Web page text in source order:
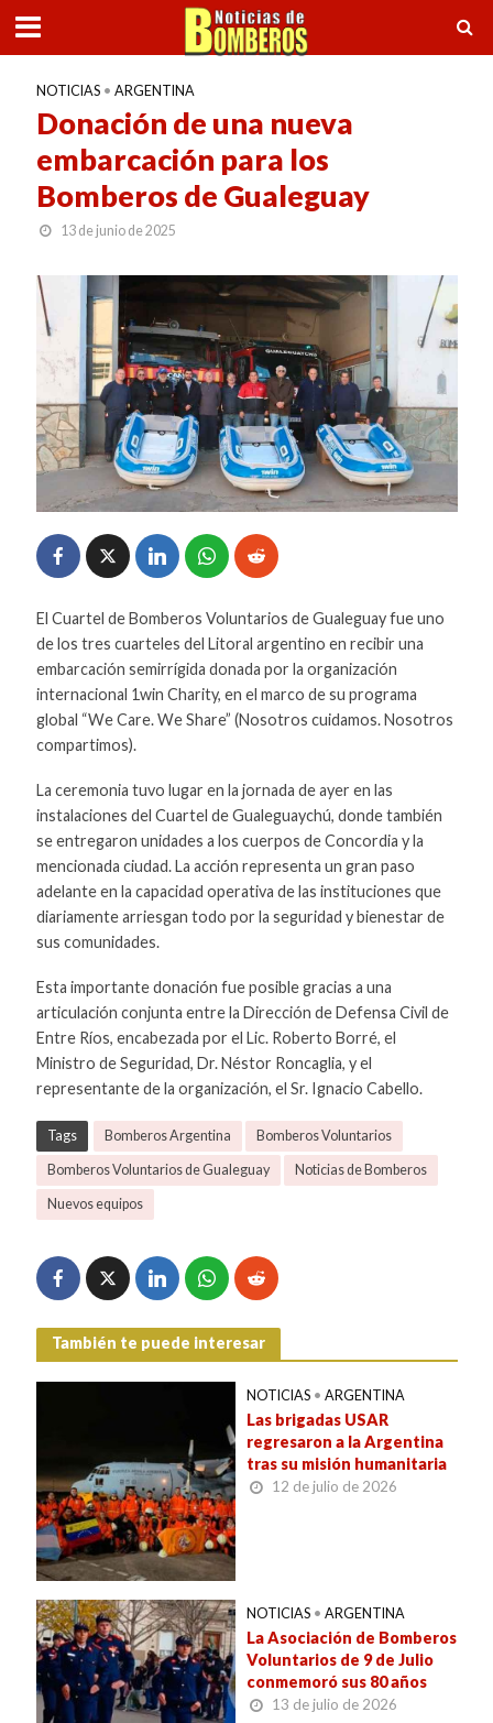
NOTICIAS • ARGENTINA
Donación de una nueva
embarcación para los
Bomberos de Gualeguay
13 de junio de 2025
El Cuartel de Bomberos Voluntarios de Gualeguay fue uno
de los tres cuarteles del Litoral argentino en recibir una
embarcación semirrígida donada por la organización
internacional 1win Charity, en el marco de su programa
global “We Care. We Share” (Nosotros cuidamos. Nosotros
compartimos).
La ceremonia tuvo lugar en la jornada de ayer en las
instalaciones del Cuartel de Gualeguaychú, donde también
se entregaron unidades a los cuerpos de Concordia y la
mencionada ciudad. La acción representa un gran paso
adelante en la capacidad operativa de las instituciones que
diariamente arriesgan todo por la seguridad y bienestar de
sus comunidades.
Esta importante donación fue posible gracias a una
articulación conjunta entre la Dirección de Defensa Civil de
Entre Ríos, encabezada por el Lic. Roberto Borré, el
Ministro de Seguridad, Dr. Néstor Roncaglia, y el
representante de la organización, el Sr. Ignacio Cabello.
Tags Bomberos Argentina Bomberos Voluntarios
Bomberos Voluntarios de Gualeguay Noticias de Bomberos
Nuevos equipos
También te puede interesar
NOTICIAS • ARGENTINA
Las brigadas USAR
regresaron a la Argentina
tras su misión humanitaria
12 de julio de 2026
NOTICIAS • ARGENTINA
La Asociación de Bomberos
Voluntarios de 9 de Julio
conmemoró sus 80 años
13 de julio de 2026